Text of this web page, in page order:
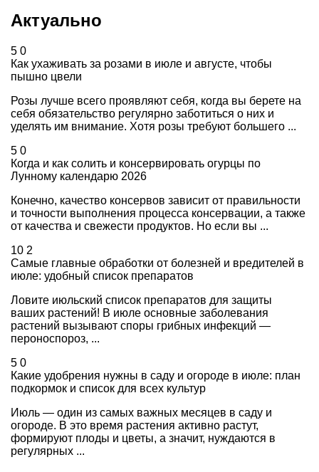
Актуально
5 0
Как ухаживать за розами в июле и августе, чтобы
пышно цвели
Розы лучше всего проявляют себя, когда вы берете на
себя обязательство регулярно заботиться о них и
уделять им внимание. Хотя розы требуют большего ...
5 0
Когда и как солить и консервировать огурцы по
Лунному календарю 2026
Конечно, качество консервов зависит от правильности
и точности выполнения процесса консервации, а также
от качества и свежести продуктов. Но если вы ...
10 2
Самые главные обработки от болезней и вредителей в
июле: удобный список препаратов
Ловите июльский список препаратов для защиты
ваших растений! В июле основные заболевания
растений вызывают споры грибных инфекций —
пероноспороз, ...
5 0
Какие удобрения нужны в саду и огороде в июле: план
подкормок и список для всех культур
Июль — один из самых важных месяцев в саду и
огороде. В это время растения активно растут,
формируют плоды и цветы, а значит, нуждаются в
регулярных ...